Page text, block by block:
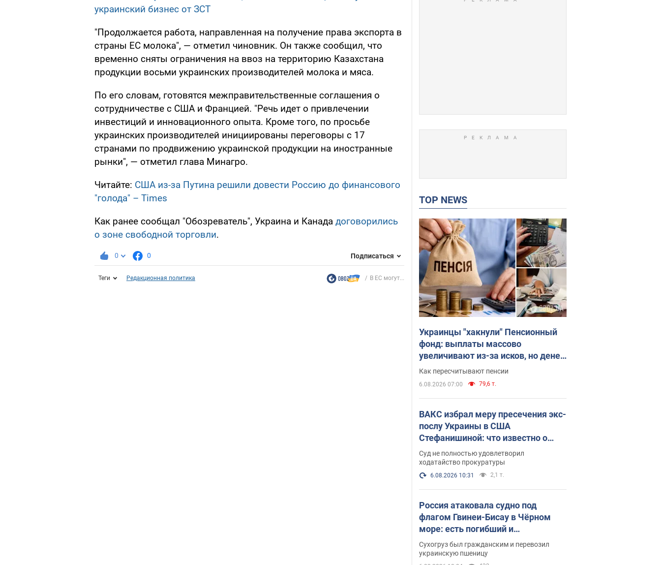
украинский бизнес от ЗСТ
"Продолжается работа, направленная на получение права экспорта в
страны ЕС молока", — отметил чиновник. Он также сообщил, что
временно сняты ограничения на ввоз на территорию Казахстана
продукции восьми украинских производителей молока и мяса.
По его словам, готовятся межправительственные соглашения о
сотрудничестве с США и Францией. "Речь идет о привлечении
инвестиций и инновационного опыта. Кроме того, по просьбе
украинских производителей инициированы переговоры с 17
странами по продвижению украинской продукции на иностранные
рынки", — отметил глава Минагро.
Читайте: США из-за Путина решили довести Россию до финансового
"голода" – Times
Как ранее сообщал "Обозреватель", Украина и Канада договорились
о зоне свободной торговли.
0 0 Подписаться
Теги Редакционная политика В ЕС могут...
TOP NEWS
Украинцы "хакнули" Пенсионный
фонд: выплаты массово
увеличивают из-за исков, но денег
не хватает
Как пересчитывают пенсии
6.08.2026 07:00 79,6 т.
ВАКС избрал меру пресечения экс-
послу Украины в США
Стефанишиной: что известно о
деле
Суд не полностью удовлетворил
ходатайство прокуратуры
6.08.2026 10:31 2,1 т.
Россия атаковала судно под
флагом Гвинеи-Бисау в Чёрном
море: есть погибший и
пострадавшие
Сухогруз был гражданским и перевозил
украинскую пшеницу